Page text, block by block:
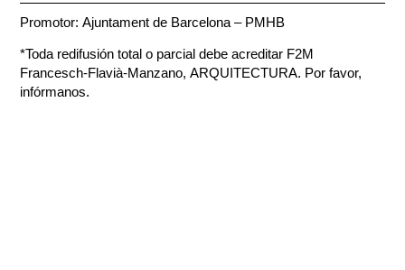
Promotor: Ajuntament de Barcelona – PMHB
*Toda redifusión total o parcial debe acreditar F2M
Francesch-Flavià-Manzano, ARQUITECTURA. Por favor,
infórmanos.